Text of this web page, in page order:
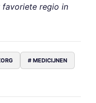
regio in
# MEDICIJNEN